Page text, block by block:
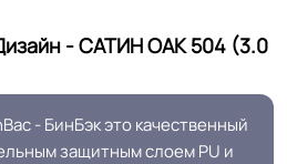
22 кл.
Т
- САТИН ОАК 504 (3.0
- БинБэк это качественный
защитным слоем PU и